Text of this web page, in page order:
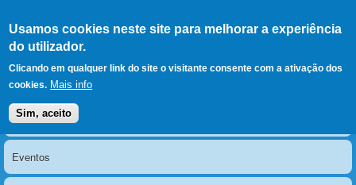
Usamos cookies neste site para melhorar a experiência
do utilizador.
Clicando em qualquer link do site o visitante consente com a ativação dos
cookies. Mais info
Sim, aceito
LERPARAVER , ir para a
página principal
O portal da visão diferente
Menu principal
Notícias
Eventos